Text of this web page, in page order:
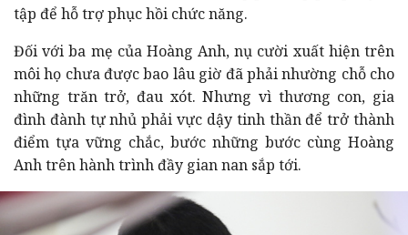
tập để hỗ trợ phục hồi chức năng.
Đối với ba mẹ của Hoàng Anh, nụ cười xuất hiện trên
môi họ chưa được bao lâu giờ đã phải nhường chỗ cho
những trăn trở, đau xót. Nhưng vì thương con, gia
đình đành tự nhủ phải vực dậy tinh thần để trở thành
điểm tựa vững chắc, bước những bước cùng Hoàng
Anh trên hành trình đầy gian nan sắp tới.